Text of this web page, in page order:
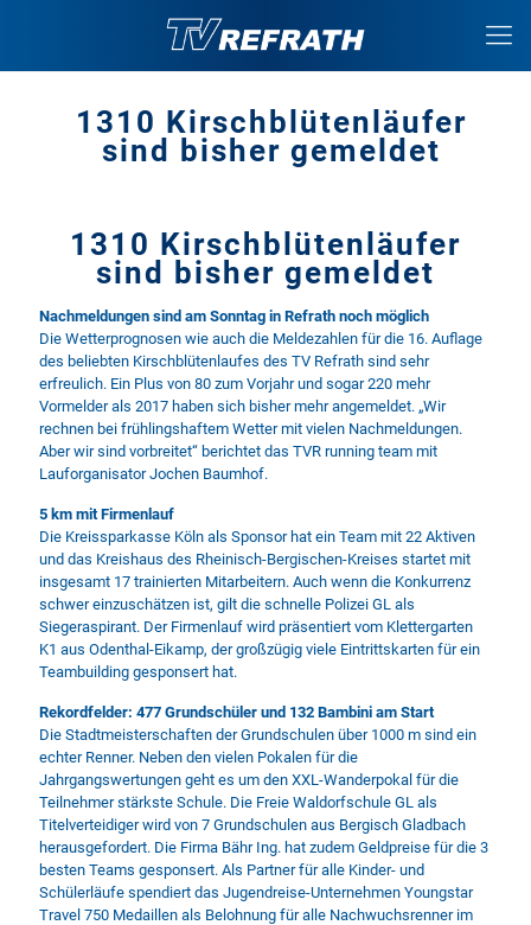
1310 Kirschblütenläufer
sind bisher gemeldet
1310 Kirschblütenläufer
sind bisher gemeldet
Nachmeldungen sind am Sonntag in Refrath noch möglich
Die Wetterprognosen wie auch die Meldezahlen für die 16. Auflage
des beliebten Kirschblütenlaufes des TV Refrath sind sehr
erfreulich. Ein Plus von 80 zum Vorjahr und sogar 220 mehr
Vormelder als 2017 haben sich bisher mehr angemeldet. „Wir
rechnen bei frühlingshaftem Wetter mit vielen Nachmeldungen.
Aber wir sind vorbreitet“ berichtet das TVR running team mit
Lauforganisator Jochen Baumhof.
5 km mit Firmenlauf
Die Kreissparkasse Köln als Sponsor hat ein Team mit 22 Aktiven
und das Kreishaus des Rheinisch-Bergischen-Kreises startet mit
insgesamt 17 trainierten Mitarbeitern. Auch wenn die Konkurrenz
schwer einzuschätzen ist, gilt die schnelle Polizei GL als
Siegeraspirant. Der Firmenlauf wird präsentiert vom Klettergarten
K1 aus Odenthal-Eikamp, der großzügig viele Eintrittskarten für ein
Teambuilding gesponsert hat.
Rekordfelder: 477 Grundschüler und 132 Bambini am Start
Die Stadtmeisterschaften der Grundschulen über 1000 m sind ein
echter Renner. Neben den vielen Pokalen für die
Jahrgangswertungen geht es um den XXL-Wanderpokal für die
Teilnehmer stärkste Schule. Die Freie Waldorfschule GL als
Titelverteidiger wird von 7 Grundschulen aus Bergisch Gladbach
herausgefordert. Die Firma Bähr Ing. hat zudem Geldpreise für die 3
besten Teams gesponsert. Als Partner für alle Kinder- und
Schülerläufe spendiert das Jugendreise-Unternehmen Youngstar
Travel 750 Medaillen als Belohnung für alle Nachwuchsrenner im